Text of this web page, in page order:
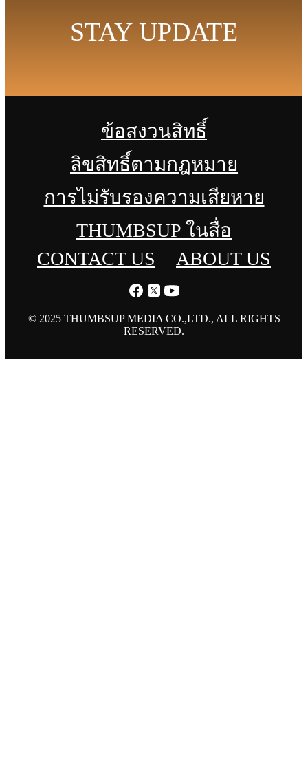
STAY UPDATE
ข้อสงวนสิทธิ์
ลิขสิทธิ์ตามกฎหมาย
การไม่รับรองความเสียหาย
THUMBSUP ในสื่อ
CONTACT US
ABOUT US
© 2025 THUMBSUP MEDIA CO.,LTD., ALL RIGHTS
RESERVED.